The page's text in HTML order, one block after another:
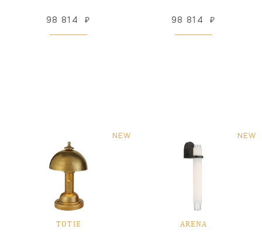
98 814 ₽ 98 814 ₽
NEW
TOTIE
NEW
ARENA